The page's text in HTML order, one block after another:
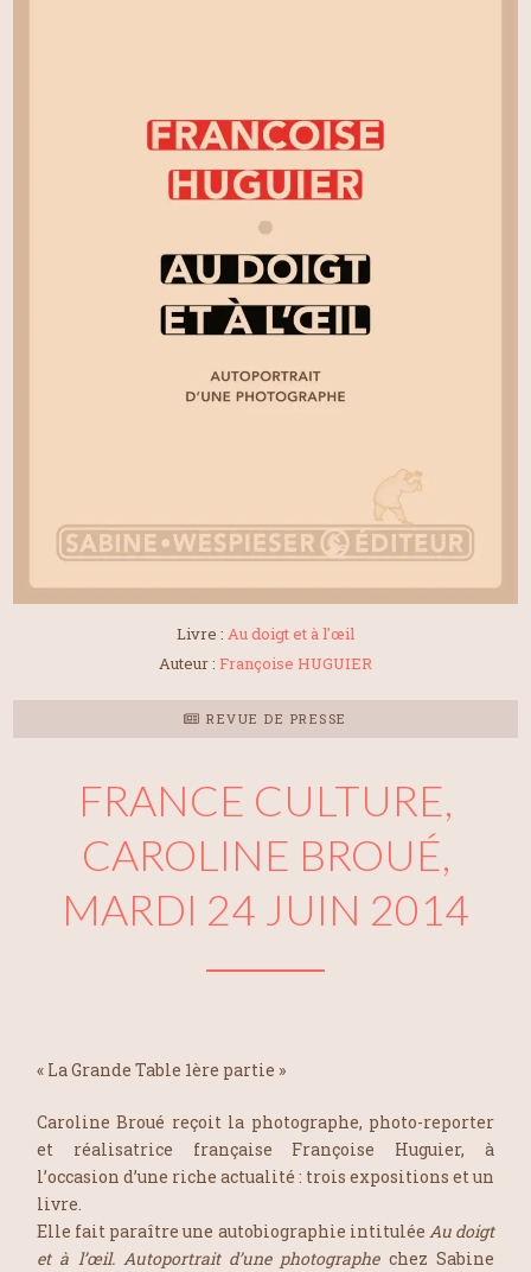
Livre : Au doigt et à l'œil
Auteur : Françoise HUGUIER
REVUE DE PRESSE
FRANCE CULTURE,
CAROLINE BROUÉ,
MARDI 24 JUIN 2014
« La Grande Table 1ère partie »
Caroline Broué reçoit la photographe, photo-reporter
et réalisatrice française Françoise Huguier, à
l’occasion d’une riche actualité : trois expositions et un
livre.
Elle fait paraître une autobiographie intitulée Au doigt
et à l’œil. Autoportrait d’une photographechez Sabine